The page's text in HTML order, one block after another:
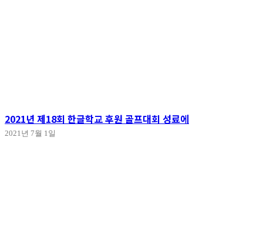
2021년 제18회 한글학교 후원 골프대회 성료에
2021년 7월 1일